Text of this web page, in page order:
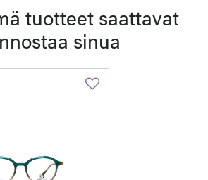
tuotteet saattavat
sinua